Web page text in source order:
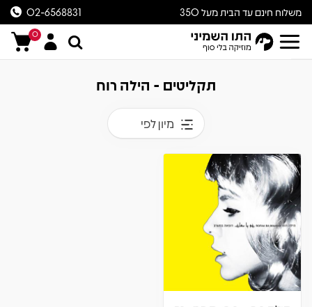
משלוח חינם עד הבית מעל 350
ש״ח
02-6568831
0
תקליטים - הילה רוח
מיון לפי